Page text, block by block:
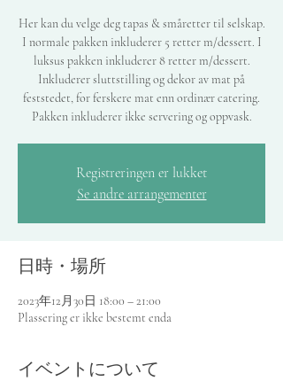
Her kan du velge deg tapas & småretter til selskap.
I normale pakken inkluderer 5 retter m/dessert. I
luksus pakken inkluderer 8 retter m/dessert.
Inkluderer sluttstilling og dekor av mat på
feststedet, for ferskere mat enn ordinær catering.
Pakken inkluderer ikke servering og oppvask.
Registreringen er lukket
Se andre arrangementer
日時・場所
2023年12月30日 18:00 – 21:00
Plassering er ikke bestemt enda
イベントについて